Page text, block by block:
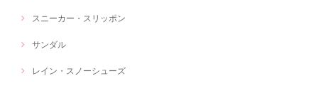
スニーカー・スリッポン
サンダル
レイン・スノーシューズ